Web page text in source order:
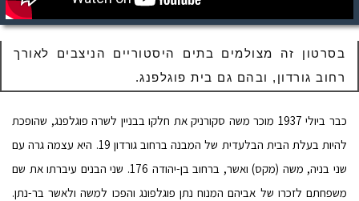
בסרטון זה מצולמים בתים היסטוריים הניצבים לאורך
רחוב גורדון, ובהם גם בית פוגלפנג.
כבר ביולי 1937 מוכר משה סקורניק את חלקו בבניין לשרה פוגלפנג, שהופכת
להיות בעלת הבית הבלעדית של המבנה ברחוב גורדון 19. היא עצמה גרה עם
שני בניה, משה (מקס) ואשר, ברחוב בן-יהודה 176. שני הבנים עיברתו את שם
משפחתם לזכרו של אביהם המנוח נתן פוגלפונג והפכו למשה ולאשר בר-נתן.